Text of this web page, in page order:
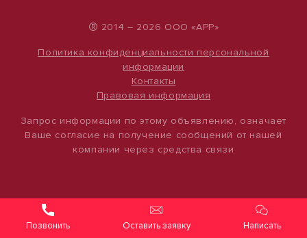
® 2014 – 2026 ООО «АРР»
Политика конфиденциальности персональной
информации
Контакты
Правовая информация
Запрос информации по этому объявлению, означает
Ваше согласие на получение сообщений от нашей
компании через средства связи
Оставить заявку Написать